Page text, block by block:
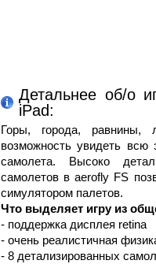
Детальнее об/о
iPad:
Горы, города, равнины,
возможность увидеть всю
самолета. Высоко
самолетов в aerofly FS
симулятором палетов.
Что выделяет игру из
- поддержка дисплея retina
- очень реалистичная
- 8 детализированных